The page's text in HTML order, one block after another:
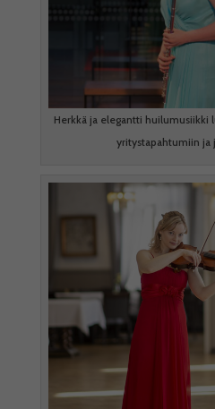
Herkkä ja elegantti huilumusiikki
yritystapahtumiin ja